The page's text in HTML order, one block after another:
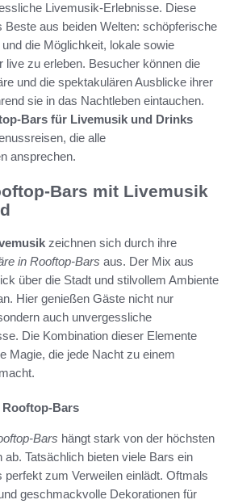
Livemusik-Erlebnisse. Diese
Beste aus beiden Welten: schöpferische
und die Möglichkeit, lokale sowie
live zu erleben. Besucher können die
und die spektakulären Ausblicke ihrer
sie in das Nachtleben eintauchen.
Bars für Livemusik und Drinks
die alle
ansprechen.
Bars mit Livemusik
zeichnen sich durch ihre
in Rooftop-Bars aus. Der Mix aus
über die Stadt und stilvollem Ambiente
Hier genießen Gäste nicht nur
auch unvergessliche
Die Kombination dieser Elemente
Magie, die jede Nacht zu einem
Rooftop-Bars
Bars hängt stark von der höchsten
ab. Tatsächlich bieten viele Bars ein
perfekt zum Verweilen einlädt. Oftmals
geschmackvolle Dekorationen für